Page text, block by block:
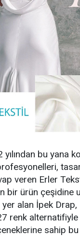
bu yana
veren Erler
bir ürün çeşidine
alan İpek
renk alternatifiyle
sahip